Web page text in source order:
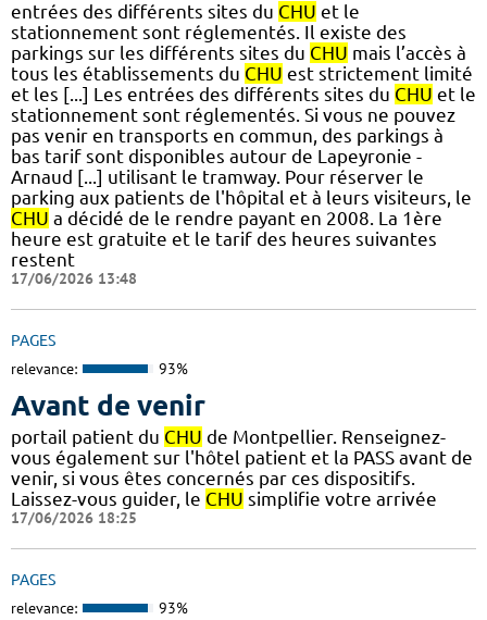
entrées des différents sites du CHU et le
stationnement sont réglementés. Il existe des
parkings sur les différents sites du CHU mais l’accès à
tous les établissements du CHU est strictement limité
et les [...] Les entrées des différents sites du CHU et le
stationnement sont réglementés. Si vous ne pouvez
pas venir en transports en commun, des parkings à
bas tarif sont disponibles autour de Lapeyronie -
Arnaud [...] utilisant le tramway. Pour réserver le
parking aux patients de l'hôpital et à leurs visiteurs, le
CHU a décidé de le rendre payant en 2008. La 1ère
heure est gratuite et le tarif des heures suivantes
restent
17/06/2026 13:48
PAGES
relevance: 93%
Avant de venir
portail patient du CHU de Montpellier. Renseignez-
vous également sur l'hôtel patient et la PASS avant de
venir, si vous êtes concernés par ces dispositifs.
Laissez-vous guider, le CHU simplifie votre arrivée
17/06/2026 18:25
PAGES
relevance: 93%